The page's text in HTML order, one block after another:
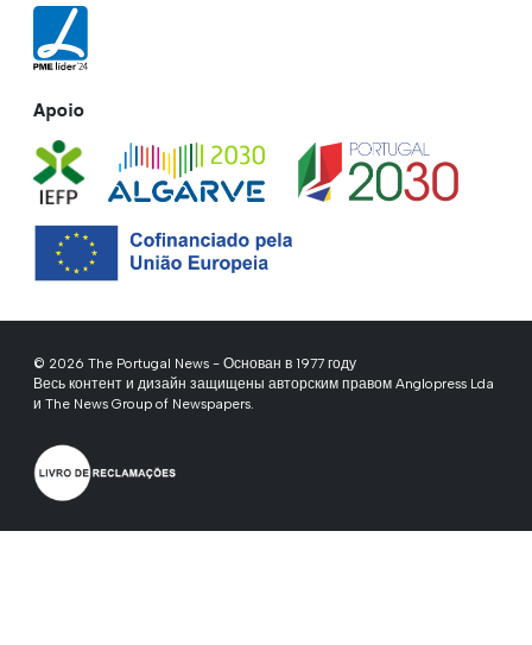
Apoio
© 2026 The Portugal News - Основан в 1977 году
Весь контент и дизайн защищены авторским правом Anglopress Lda
и The News Group of Newspapers.